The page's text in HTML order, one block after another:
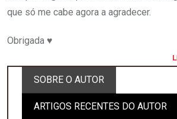
que só me cabe agora a agradecer.
Obrigada ♥️
SOBRE O AUTOR
ARTIGOS RECENTES DO AUTOR